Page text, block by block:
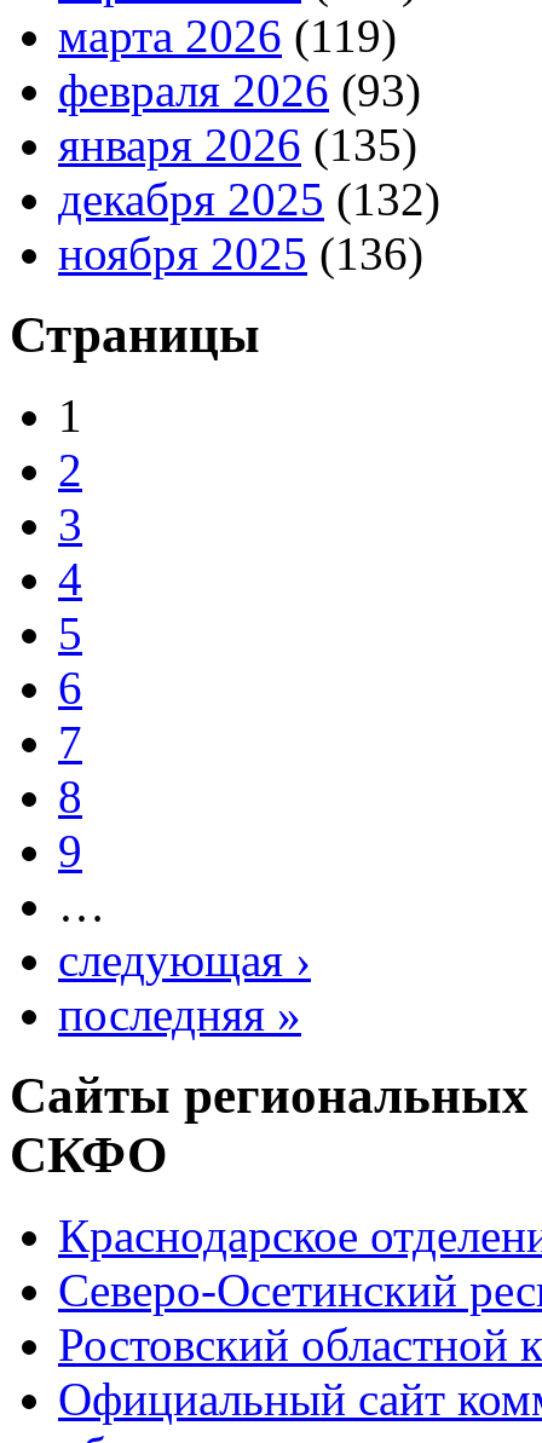
марта 2026 (119)
февраля 2026 (93)
января 2026 (135)
декабря 2025 (132)
ноября 2025 (136)
Страницы
1
2
3
4
5
6
7
8
9
…
следующая ›
последняя »
Сайты
СКФО
Краснодарское
Северо-Осетинский
Ростовский
Официальный сайт